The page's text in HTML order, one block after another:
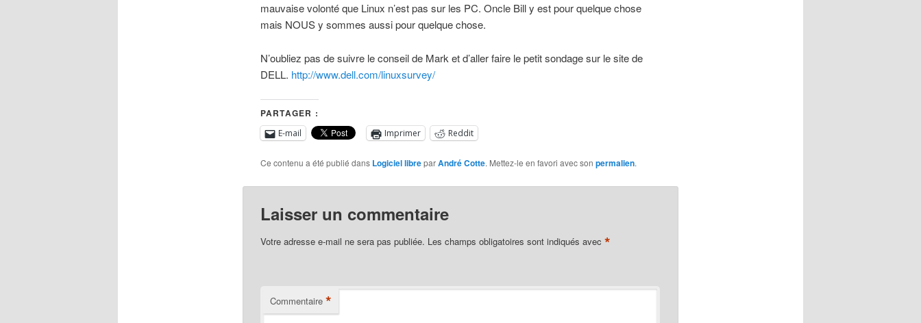
mauvaise volonté que Linux n’est pas sur les PC. Oncle Bill y est pour quelque chose
mais NOUS y sommes aussi pour quelque chose.
N’oubliez pas de suivre le conseil de Mark et d’aller faire le petit sondage sur le site de
DELL. http://www.dell.com/linuxsurvey/
PARTAGER :
E-mail Imprimer Reddit
Ce contenu a été publié dans Logiciel libreparAndré Cotte. Mettez-le en favori avec son permalien.
Laisser un commentaire
Votre adresse e-mail ne sera pas publiée. Les champs obligatoires sont indiqués avec *
Commentaire *